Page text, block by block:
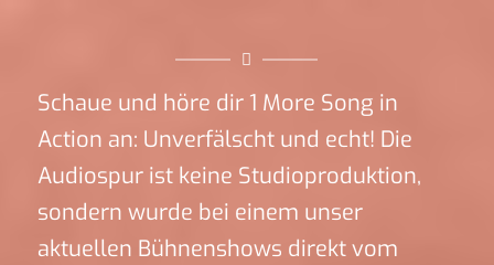
Schaue und höre dir 1 More Song in
Action an: Unverfälscht und echt! Die
Audiospur ist keine Studioproduktion,
sondern wurde bei einem unser
aktuellen Bühnenshows direkt vom